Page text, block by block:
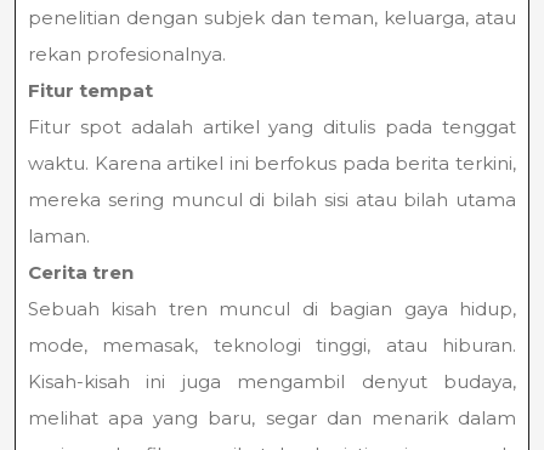
penelitian dengan subjek dan teman, keluarga, atau
rekan profesionalnya.
Fitur tempat
Fitur spot adalah artikel yang ditulis pada tenggat
waktu. Karena artikel ini berfokus pada berita terkini,
mereka sering muncul di bilah sisi atau bilah utama
laman.
Cerita tren
Sebuah kisah tren muncul di bagian gaya hidup,
mode, memasak, teknologi tinggi, atau hiburan.
Kisah-kisah ini juga mengambil denyut budaya,
melihat apa yang baru, segar dan menarik dalam